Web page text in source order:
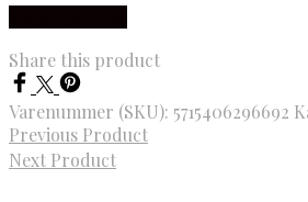
Share this product
Varenummer (SKU): 5715406296692
Previous Product
Next Product